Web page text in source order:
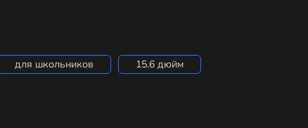
для школьников 15.6 дюйм